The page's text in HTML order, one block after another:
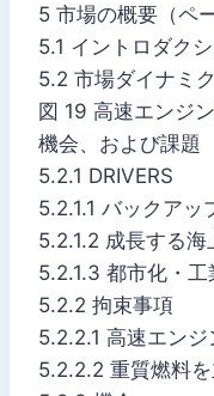
5 市場の概要（ペ
5.1 イントロダク
5.2 市場ダイナミ
図 19 高速エンジ
機会、および課題
5.2.1 DRIVERS
5.2.1.1 バックアッ
5.2.1.2 成長する
5.2.1.3 都市化・工
5.2.2 拘束事項
5.2.2.1 高速エン
5.2.2.2 重質燃料